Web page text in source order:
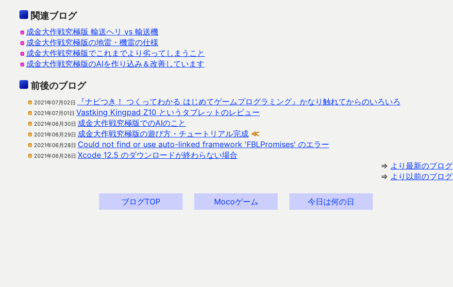
関連ブログ
成金大作戦究極版 輸送ヘリ vs 輸送機
成金大作戦究極版の地雷・機雷の仕様
成金大作戦究極版でこれまでより劣ってしまうこと
成金大作戦究極版のAIを作り込み＆改善しています
前後のブログ
2021年07月02日 『ナビつき！ つくってわかる はじめてゲームプログラミング』かなり触れてからのいろいろ
2021年07月01日 Vastking Kingpad Z10 というタブレットのレビュー
2021年06月30日 成金大作戦究極版でのAIのこと
2021年06月29日 成金大作戦究極版の遊び方・チュートリアル完成 ≪
2021年06月28日 Could not find or use auto-linked framework 'FBLPromises' のエラー
2021年06月26日 Xcode 12.5 のダウンロードが終わらない場合
⇒ より最新のブログ
⇒ より以前のブログ
ブログTOP Mocoゲーム 今日は何の日